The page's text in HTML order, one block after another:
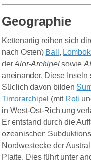
Geographie
Kettenartig reihen sich
nach Osten) Bali, Lombok
derAlor-Archipel sowie
aneinander. Diese
Südlich davon bilden
Timorarchipel (mit Roti
in West-Ost-Richtung
Er entstand durch die
ozeanischen
Nordwestecke der
Platte. Dies führt unter